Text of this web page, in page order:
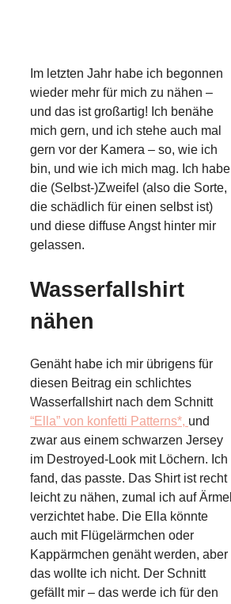
Im letzten Jahr habe ich begonnen
wieder mehr für mich zu nähen –
und das ist großartig! Ich benähe
mich gern, und ich stehe auch mal
gern vor der Kamera – so, wie ich
bin, und wie ich mich mag. Ich habe
die (Selbst-)Zweifel (also die Sorte,
die schädlich für einen selbst ist)
und diese diffuse Angst hinter mir
gelassen.
Wasserfallshirt
nähen
Genäht habe ich mir übrigens für
diesen Beitrag ein schlichtes
Wasserfallshirt nach dem Schnitt
“Ella” von konfetti Patterns*, und
zwar aus einem schwarzen Jersey
im Destroyed-Look mit Löchern. Ich
fand, das passte. Das Shirt ist recht
leicht zu nähen, zumal ich auf Ärmel
verzichtet habe. Die Ella könnte
auch mit Flügelärmchen oder
Kappärmchen genäht werden, aber
das wollte ich nicht. Der Schnitt
gefällt mir – das werde ich für den